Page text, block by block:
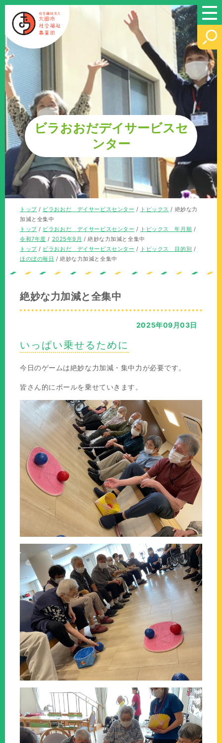
このページの本文へ
ビラおおだデイサービスセ
ンター
現
在
の
位
置：
トップ/ ビラおおだ デイサービスセンター / トピックス / 絶妙な力
加減と全集中
現
在
の
位
トップ/ ビラおおだ デイサービスセンター / トピックス 年月順 /
令和7年度 / 2025年9月 /絶妙な力加減と全集中
現
在
トップ/ ビラおおだ デイサービスセンター / トピックス 目的別 /
ほのぼの毎日 /絶妙な力加減と全集中
絶妙な力加減と全集中
2025年09月03日
いっぱい乗せるために
今日のゲームは絶妙な力加減・集中力が必要です。
皆さん的にボールを乗せていきます。